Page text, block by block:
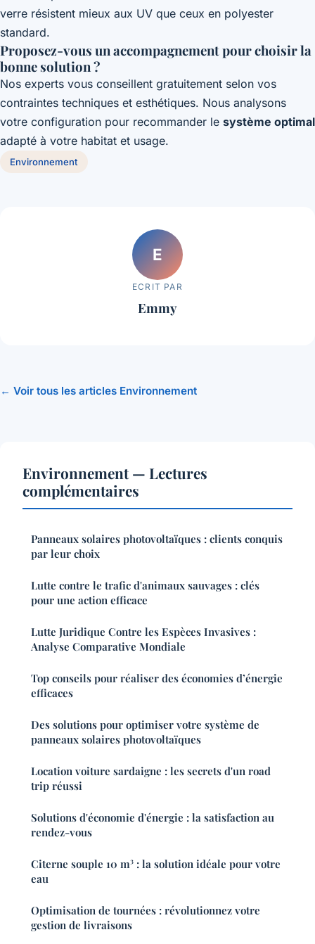
verre résistent mieux aux UV que ceux en polyester
standard.
Proposez-vous un accompagnement pour choisir la
bonne solution ?
Nos experts vous conseillent gratuitement selon vos
contraintes techniques et esthétiques. Nous analysons
votre configuration pour recommander le système optimal
adapté à votre habitat et usage.
Environnement
E
ECRIT PAR
Emmy
← Voir tous les articles Environnement
Environnement — Lectures
complémentaires
Panneaux solaires photovoltaïques : clients conquis
par leur choix
Lutte contre le trafic d'animaux sauvages : clés
pour une action efficace
Lutte Juridique Contre les Espèces Invasives :
Analyse Comparative Mondiale
Top conseils pour réaliser des économies d’énergie
efficaces
Des solutions pour optimiser votre système de
panneaux solaires photovoltaïques
Location voiture sardaigne : les secrets d'un road
trip réussi
Solutions d'économie d'énergie : la satisfaction au
rendez-vous
Citerne souple 10 m³ : la solution idéale pour votre
eau
Optimisation de tournées : révolutionnez votre
gestion de livraisons